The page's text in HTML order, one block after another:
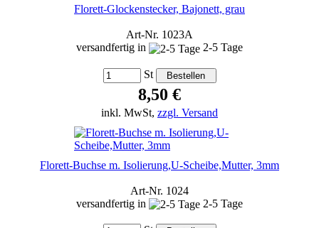
Florett-Glockenstecker, Bajonett, grau
Art-Nr. 1023A
versandfertig in
2-5 Tage
St
8,50 €
inkl. MwSt, zzgl. Versand
Florett-Buchse m. Isolierung,U-Scheibe,Mutter, 3mm
Art-Nr. 1024
versandfertig in
2-5 Tage